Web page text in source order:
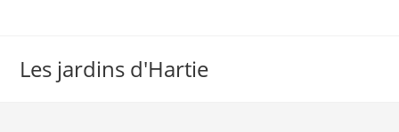
Les jardins d'Hartie